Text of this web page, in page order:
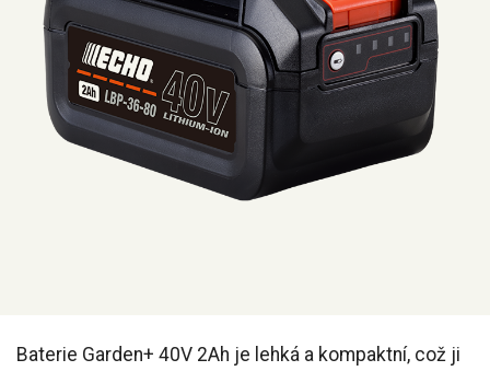
Baterie Garden+ 40V 2Ah je lehká a kompaktní, což ji